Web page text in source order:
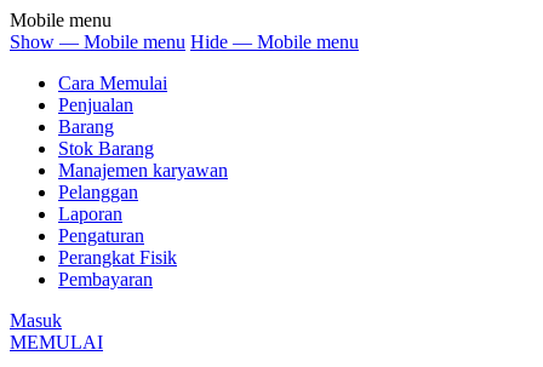
Mobile menu
Show — Mobile menu Hide — Mobile menu
Cara Memulai
Penjualan
Barang
Stok Barang
Manajemen karyawan
Pelanggan
Laporan
Pengaturan
Perangkat Fisik
Pembayaran
Masuk
MEMULAI